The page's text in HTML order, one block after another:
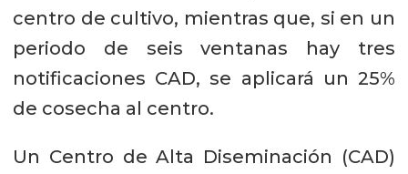
centro de cultivo, mientras que, si en un
periodo de seis ventanas hay tres
notificaciones CAD, se aplicará un 25%
de cosecha al centro.
Un Centro de Alta Diseminación (CAD)